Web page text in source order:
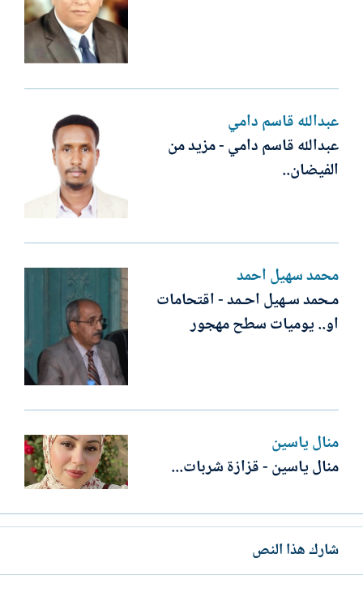
عبدالله قاسم دامي
عبدالله قاسم دامي - مزيد من
الفيضان..
محمد سهيل أحمد
مـحمد سـهيل احـمد - اقتحامات
او.. يوميات سطح مهجور
منال ياسين
منال ياسين - قزازة شربات...
شارك هذا النص